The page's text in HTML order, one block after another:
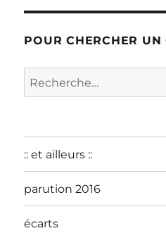
POUR CHERCHER UN
Recherche
pour :
:: et ailleurs ::
parution 2016
écarts